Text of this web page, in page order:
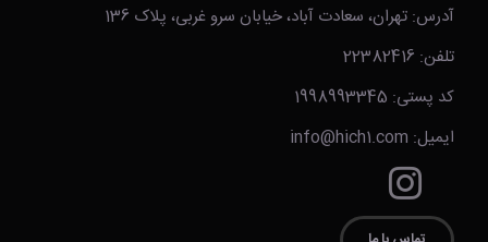
آدرس: تهران، سعادت آباد، خیابان سرو غربی، پلاک 136
تلفن: 22382416
کد پستی: 1998993345
ایمیل: info@hich1.com